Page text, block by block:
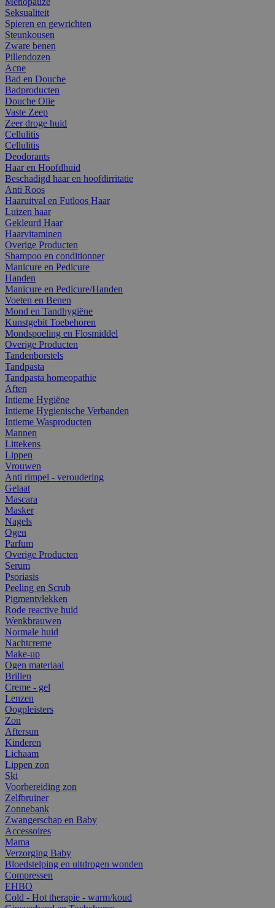
Seksualiteit
Spieren en gewrichten
Steunkousen
Zware benen
Pillendozen
Acne
Bad en Douche
Badproducten
Douche Olie
Vaste Zeep
Zeer droge huid
Cellulitis
Cellulitis
Deodorants
Haar en Hoofdhuid
Beschadigd haar en hoofdirritatie
Anti Roos
Haaruitval en Futloos Haar
Luizen haar
Gekleurd Haar
Haarvitaminen
Overige Producten
Shampoo en conditionner
Manicure en Pedicure
Handen
Manicure en Pedicure/Handen
Voeten en Benen
Mond en Tandhygiëne
Kunstgebit Toebehoren
Mondspoeling en Flosmiddel
Overige Producten
Tandenborstels
Tandpasta
Tandpasta homeopathie
Aften
Intieme Hygiëne
Intieme Hygienische Verbanden
Intieme Wasproducten
Mannen
Littekens
Lippen
Vrouwen
Anti rimpel - veroudering
Gelaat
Mascara
Masker
Nagels
Ogen
Parfum
Overige Producten
Serum
Psoriasis
Peeling en Scrub
Pigmentvlekken
Rode reactive huid
Wenkbrauwen
Normale huid
Nachtcreme
Make-up
Ogen materiaal
Brillen
Creme - gel
Lenzen
Oogpleisters
Zon
Aftersun
Kinderen
Lichaam
Lippen zon
Ski
Voorbereiding zon
Zelfbruiner
Zonnebank
Zwangerschap en Baby
Accessoires
Mama
Verzorging Baby
Bloedstelping en uitdrogen wonden
Compressen
EHBO
Cold - Hot therapie - warm/koud